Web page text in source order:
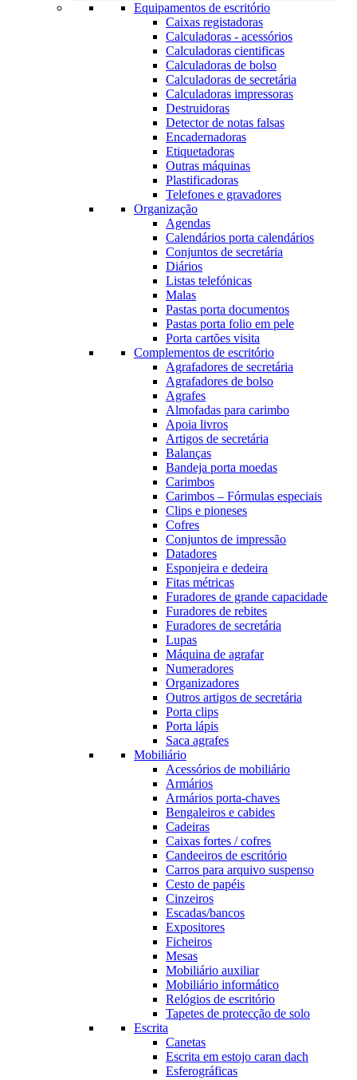
Equipamentos de escritório
Caixas registadoras
Calculadoras - acessórios
Calculadoras cientificas
Calculadoras de bolso
Calculadoras de secretária
Calculadoras impressoras
Destruidoras
Detector de notas falsas
Encadernadoras
Etiquetadoras
Outras máquinas
Plastificadoras
Telefones e gravadores
Organização
Agendas
Calendários porta calendários
Conjuntos de secretária
Diários
Listas telefónicas
Malas
Pastas porta documentos
Pastas porta folio em pele
Porta cartões visita
Complementos de escritório
Agrafadores de secretária
Agrafadores de bolso
Agrafes
Almofadas para carimbo
Apoia livros
Artigos de secretária
Balanças
Bandeja porta moedas
Carimbos
Carimbos – Fórmulas especiais
Clips e pioneses
Cofres
Conjuntos de impressão
Datadores
Esponjeira e dedeira
Fitas métricas
Furadores de grande capacidade
Furadores de rebites
Furadores de secretária
Lupas
Máquina de agrafar
Numeradores
Organizadores
Outros artigos de secretária
Porta clips
Porta lápis
Saca agrafes
Mobiliário
Acessórios de mobiliário
Armários
Armários porta-chaves
Bengaleiros e cabides
Cadeiras
Caixas fortes / cofres
Candeeiros de escritório
Carros para arquivo suspenso
Cesto de papéis
Cinzeiros
Escadas/bancos
Expositores
Ficheiros
Mesas
Mobiliário auxiliar
Mobiliário informático
Relógios de escritório
Tapetes de protecção de solo
Escrita
Canetas
Escrita em estojo caran dach
Esferográficas